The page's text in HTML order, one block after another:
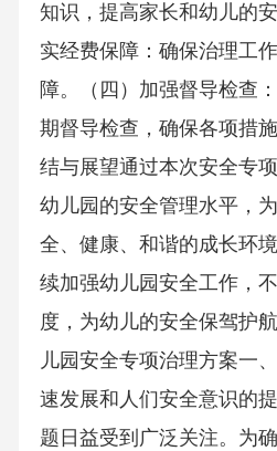
知识，提高家长和幼儿的
实经费保障：确保治理工
障。（四）加强督导检查
期督导检查，确保各项措
结与展望通过本次安全专
幼儿园的安全管理水平，
全、健康、和谐的成长环
续加强幼儿园安全工作，
度，为幼儿的安全保驾护
儿园安全专项治理方案一
速发展和人们安全意识的
题日益受到广泛关注。为